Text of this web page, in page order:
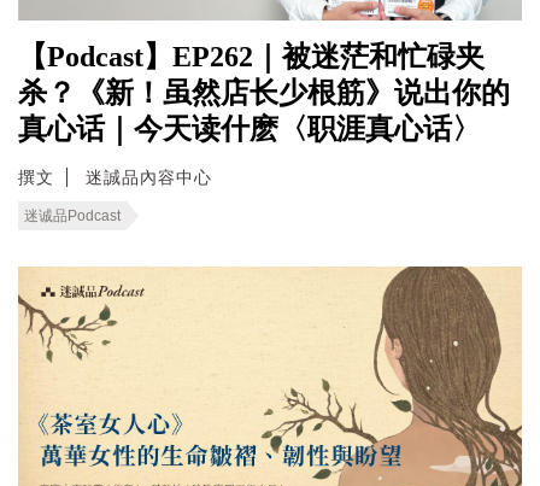
【Podcast】EP262｜被迷茫和忙碌夹
杀？《新！虽然店长少根筋》说出你的
真心话｜今天读什麽〈职涯真心话〉
撰文 迷誠品內容中心
迷诚品Podcast